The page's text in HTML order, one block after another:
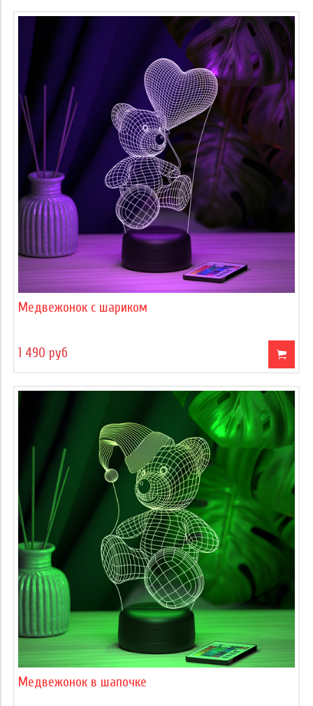
Медвежонок с шариком
1 490 руб
Медвежонок в шапочке